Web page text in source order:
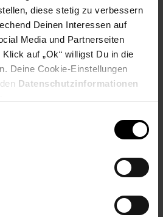
diese stetig zu verbessern
Deinen Interessen auf
Media und Partnerseiten
auf „Ok“ willigst Du in die
Deine Cookie-Einstellungen
Datenschutzinformationen
geht über eine gründliche Reinigung
Verfärbungen für ein
Mit dem W2 Optimal White
zwischen professionellen
mühelos weiß. Und im Vergleich zu
der Next-Generation Sonicare
Putzens passt das innovative
optimale Leistung von
pro Minute – selbst an
die Reinigungsleistung des
Flüssigkeit zwischen die